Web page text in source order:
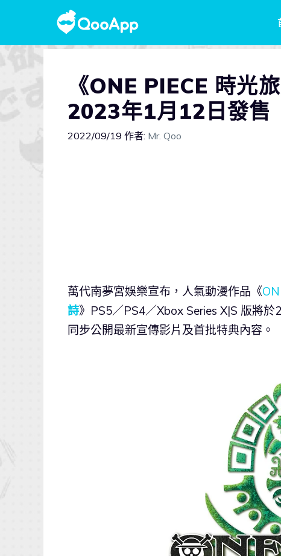
《ONE PIECE 時光
2023年1月12日發售
2022/09/19 作者: Mr. Qoo
萬代南夢宮娛樂宣布，人氣動漫作品《
詩》PS5／PS4／Xbox Series X|S 版將
同步公開最新宣傳影片及首批特典內容。